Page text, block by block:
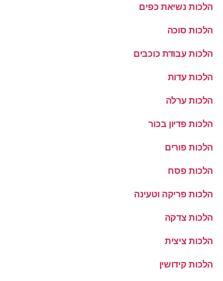
הלכות נשיאת כפים
הלכות סוכה
הלכות עבודת כוכבים
הלכות עדות
הלכות ערלה
הלכות פדיון בכור
הלכות פורים
הלכות פסח
הלכות פריקה וטעינה
הלכות צדקה
הלכות ציצית
הלכות קידושין